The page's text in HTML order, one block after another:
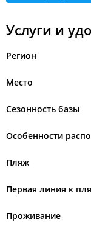
Услуги и
Регион
Место
Сезонность базы
Особенности
Пляж
Первая линия к
Проживание